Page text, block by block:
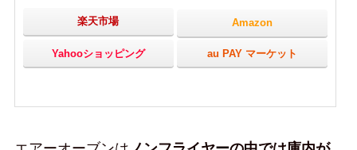
楽天市場 Amazon
Yahooショッピング au PAY マーケット